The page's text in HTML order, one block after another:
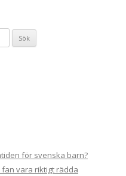
för svenska barn?
fan vara riktigt rädda